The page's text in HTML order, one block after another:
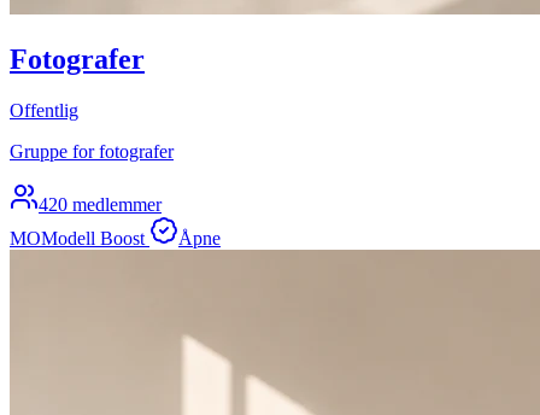
Fotografer
Offentlig
Gruppe for fotografer
420 medlemmer
MOModell Boost Åpne